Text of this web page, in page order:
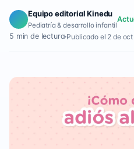
Equipo editorial Kinedu
Pediatría & desarrollo infantil
5 min de lectura Publicado el 2 de